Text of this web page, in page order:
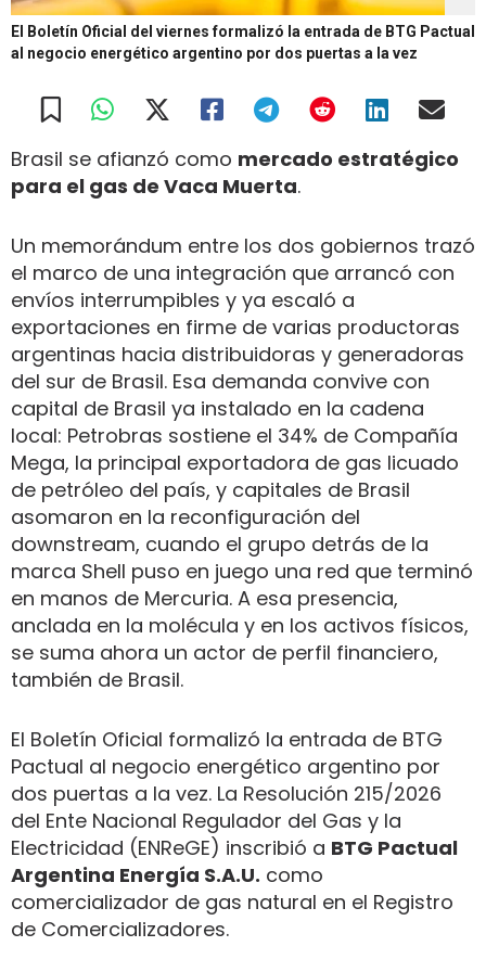
El Boletín Oficial del viernes formalizó la entrada de BTG Pactual
al negocio energético argentino por dos puertas a la vez
Brasil se afianzó como mercado estratégico
para el gas de Vaca Muerta.
Un memorándum entre los dos gobiernos trazó
el marco de una integración que arrancó con
envíos interrumpibles y ya escaló a
exportaciones en firme de varias productoras
argentinas hacia distribuidoras y generadoras
del sur de Brasil. Esa demanda convive con
capital de Brasil ya instalado en la cadena
local: Petrobras sostiene el 34% de Compañía
Mega, la principal exportadora de gas licuado
de petróleo del país, y capitales de Brasil
asomaron en la reconfiguración del
downstream, cuando el grupo detrás de la
marca Shell puso en juego una red que terminó
en manos de Mercuria. A esa presencia,
anclada en la molécula y en los activos físicos,
se suma ahora un actor de perfil financiero,
también de Brasil.
El Boletín Oficial formalizó la entrada de BTG
Pactual al negocio energético argentino por
dos puertas a la vez. La Resolución 215/2026
del Ente Nacional Regulador del Gas y la
Electricidad (ENReGE) inscribió a BTG Pactual
Argentina Energía S.A.U. como
comercializador de gas natural en el Registro
de Comercializadores.